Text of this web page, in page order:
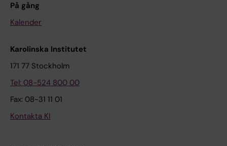
På gång
Kalender
Karolinska Institutet
171 77 Stockholm
Tel: 08-524 800 00
Fax: 08-31 11 01
Kontakta KI